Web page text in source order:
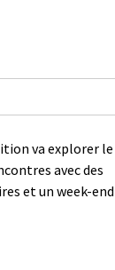
va explorer le
avec des
et un week-end